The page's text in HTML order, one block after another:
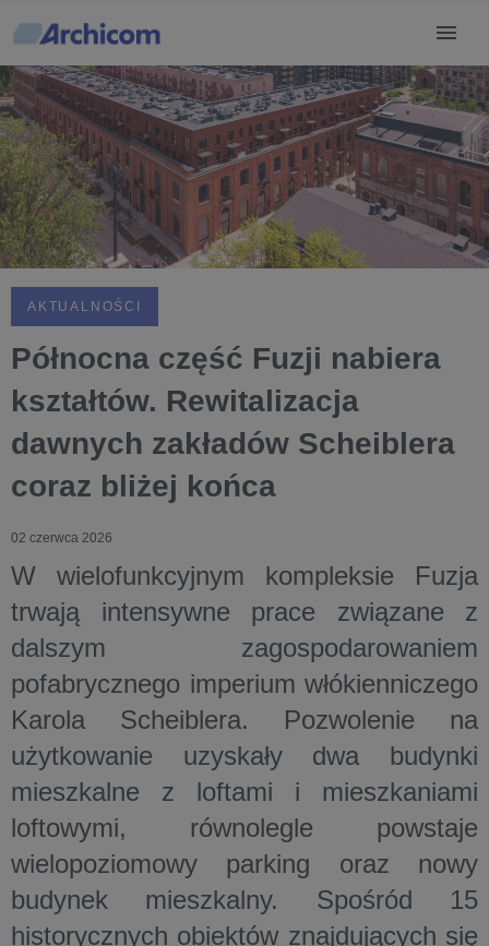
AKTUALNOŚCI
Północna część Fuzji nabiera
kształtów. Rewitalizacja
dawnych zakładów Scheiblera
coraz bliżej końca
02 czerwca 2026
W wielofunkcyjnym kompleksie Fuzja
trwają intensywne prace związane z
dalszym zagospodarowaniem
pofabrycznego imperium włókienniczego
Karola Scheiblera. Pozwolenie na
użytkowanie uzyskały dwa budynki
mieszkalne z loftami i mieszkaniami
loftowymi, równolegle powstaje
wielopoziomowy parking oraz nowy
budynek mieszkalny. Spośród 15
historycznych obiektów znajdujących się